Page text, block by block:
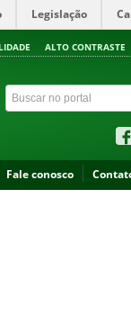
Legislação
ALTO CONTRASTE
Fale conosco